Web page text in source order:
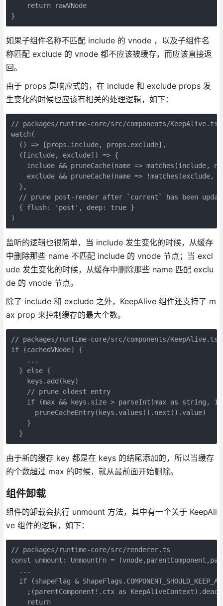
    return rawVNode
如果子组件名称不匹配 include 的 vnode ，以及子组件名
称匹配 exclude 的 vnode 都不应该被缓存，而应该直接返
回。
由于 props 是响应式的，在 include 和 exclude props 发
生变化的时候也应该有相关的处理逻辑，如下：
// packages/runtime-core/src/components/KeepAlive.ts
watch(
  () => [props.include, props.exclude],
  ([include, exclude]) => {
include && pruneCache(name => matches(include,
exclude && pruneCache(name => !matches(exclude,
  },
// prune post-render after `current` has been
  { flush: 'post', deep: true }
监听的逻辑也很简单，当 include 发生变化的时候，从缓存
中删除那些 name 不匹配 include 的 vnode 节点；当 excl
ude 发生变化的时候，从缓存中删除那些 name 匹配 exclu
de 的 vnode 节点。
除了 include 和 exclude 之外，KeepAlive 组件还支持了 m
ax prop 来控制缓存的最大个数。
// packages/runtime-core/src/components/KeepAlive.ts
if (cachedVNode) {
    ...
  } else {
    keys.add(key)
    // prune oldest entry
if (max && keys.size > parseInt(max as string,
      pruneCacheEntry(keys.values().next().value)
    }
由于新的缓存 key 都是在 keys 的结尾添加的，所以当缓存
的个数超过 max 的时候，就从最前面开始删除。
组件卸载
组件的卸载会执行 unmount 方法，其中有一个关于 KeepAli
ve 组件的逻辑，如下：
// packages/runtime-core/src/renderer.ts
const unmount: UnmountFn =
  ...
if (shapeFlag &
;(parentComponent!.ctx as
    return